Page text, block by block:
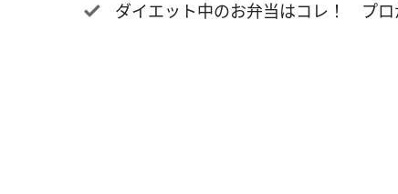
ダイエット中のお弁当はコレ！ プロ